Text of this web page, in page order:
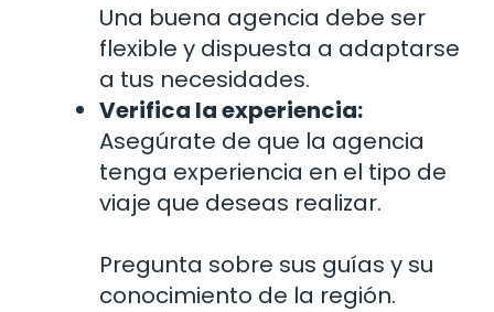
Una buena agencia debe ser
flexible y dispuesta a adaptarse
a tus necesidades.
Verifica la experiencia:
Asegúrate de que la agencia
tenga experiencia en el tipo de
viaje que deseas realizar.
Pregunta sobre sus guías y su
conocimiento de la región.